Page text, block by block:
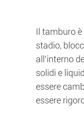
Il tamburo
stadio,
all'interno
solidi e
essere
essere